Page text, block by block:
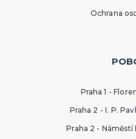
Ochrana
Praha 1 -
Praha 2 - I. P.
Praha 2 - Náměstí